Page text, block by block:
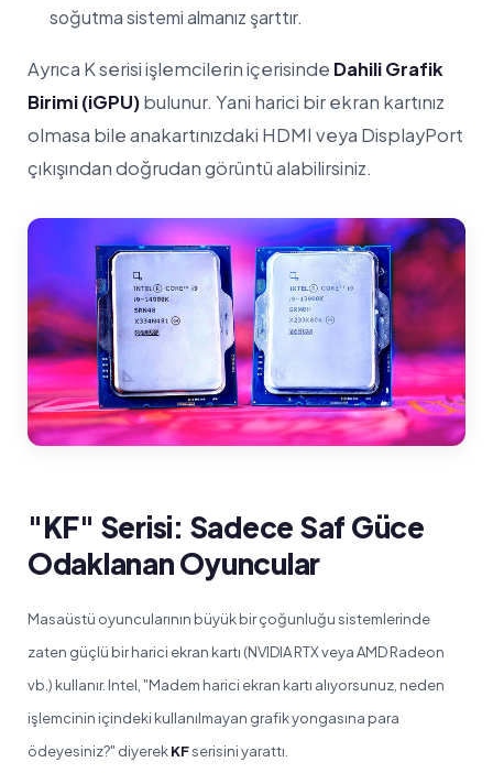
soğutma sistemi almanız şarttır.
Ayrıca K serisi işlemcilerin içerisinde Dahili Grafik
Birimi (iGPU)bulunur. Yani harici bir ekran kartınız
olmasa bile anakartınızdaki HDMI veya DisplayPort
çıkışından doğrudan görüntü alabilirsiniz.
"KF" Serisi: Sadece Saf Güce
Odaklanan Oyuncular
Masaüstü oyuncularının büyük bir çoğunluğu sistemlerinde
zaten güçlü bir harici ekran kartı (NVIDIA RTX veya AMD Radeon
vb.) kullanır. Intel, "Madem harici ekran kartı alıyorsunuz, neden
işlemcinin içindeki kullanılmayan grafik yongasına para
ödeyesiniz?" diyerekKFserisini yarattı.